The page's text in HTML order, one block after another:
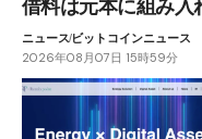
ニュースビットコインニュース
2026年08月07日 15時59分